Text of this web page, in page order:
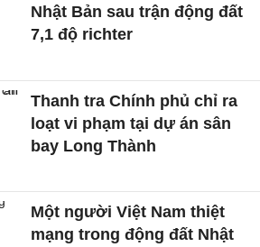
Nhật Bản sau trận động đất
7,1 độ richter
Thanh tra Chính phủ chỉ ra
loạt vi phạm tại dự án sân
bay Long Thành
Một người Việt Nam thiệt
mạng trong động đất Nhật